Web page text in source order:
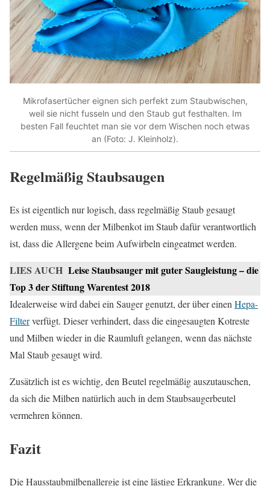
Mikrofasertücher eignen sich perfekt zum Staubwischen,
weil sie nicht fusseln und den Staub gut festhalten. Im
besten Fall feuchtet man sie vor dem Wischen noch etwas
an (Foto: J. Kleinholz).
Regelmäßig Staubsaugen
Es ist eigentlich nur logisch, dass regelmäßig Staub gesaugt
werden muss, wenn der Milbenkot im Staub dafür verantwortlich
ist, dass die Allergene beim Aufwirbeln eingeatmet werden.
LIES AUCH Leise Staubsauger mit guter Saugleistung – die
Top 3 der Stiftung Warentest 2018
Idealerweise wird dabei ein Sauger genutzt, der über einen Hepa-
Filterverfügt. Dieser verhindert, dass die eingesaugten Kotreste
und Milben wieder in die Raumluft gelangen, wenn das nächste
Mal Staub gesaugt wird.
Zusätzlich ist es wichtig, den Beutel regelmäßig auszutauschen,
da sich die Milben natürlich auch in dem Staubsaugerbeutel
vermehren können.
Fazit
Die Hausstaubmilbenallergie ist eine lästige Erkrankung. Wer die